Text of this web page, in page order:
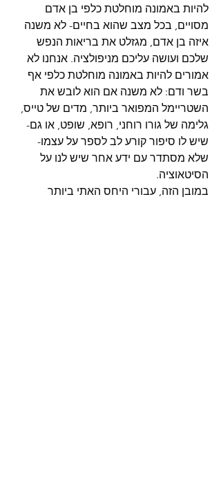
להיות באמונה מוחלטת כלפי בן אדם
מסויים, בכל מצב שהוא בחיים- לא משנה
איזה בן אדם, מגזלט את בריאות הנפש
שלכם ועושה עליכם מניפולציה. אנחנו לא
אמורים להיות באמונה מוחלטת כלפי אף
בשר ודם: לא משנה אם הוא לובש את
השטריימל המפואר ביותר, מדים של טייס,
גלימה של גורו רוחני, רופא, שופט, או גם-
שיש לו סיפור קורע לב לספר על עצמו-
שלא מסתדר עם ידע אחר שיש לנו על
הסיטאוציה.
במובן הזה, עבורי היחס האתי ביותר